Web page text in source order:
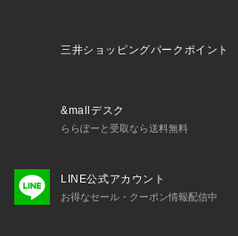
三井ショッピングパークポイント
&mallデスク
ららぽーと受取なら送料無料
LINE公式アカウント
お得なセール・クーポン情報配信中